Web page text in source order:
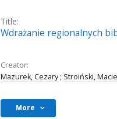
Title:
Wdrażanie regionalnych
Creator:
Mazurek, Cezary ; Stroiński,
More